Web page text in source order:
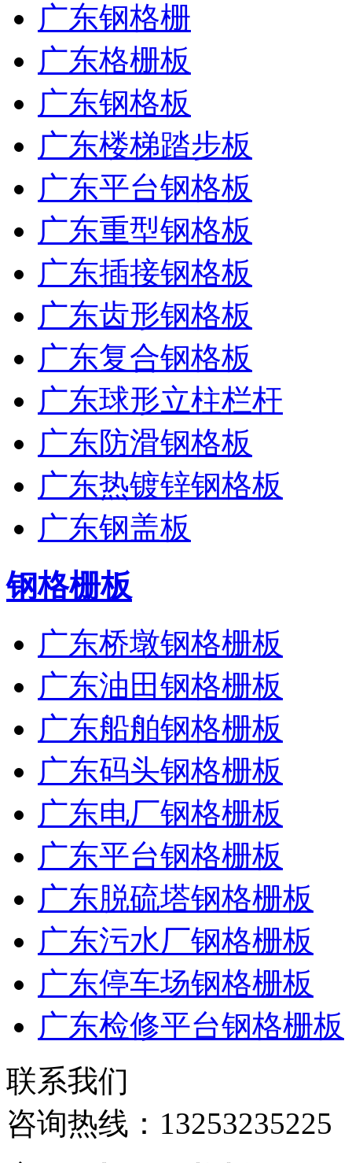
广东钢格栅
广东格栅板
广东钢格板
广东楼梯踏步板
广东平台钢格板
广东重型钢格板
广东插接钢格板
广东齿形钢格板
广东复合钢格板
广东球形立柱栏杆
广东防滑钢格板
广东热镀锌钢格板
广东钢盖板
钢格栅板
广东桥墩钢格栅板
广东油田钢格栅板
广东船舶钢格栅板
广东码头钢格栅板
广东电厂钢格栅板
广东平台钢格栅板
广东脱硫塔钢格栅板
广东污水厂钢格栅板
广东停车场钢格栅板
广东检修平台钢格栅板
联系我们
咨询热线： 13253235225